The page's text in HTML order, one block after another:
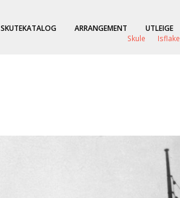
SKUTEKATALOG ARRANGEMENT
UTLEIGE
Skule